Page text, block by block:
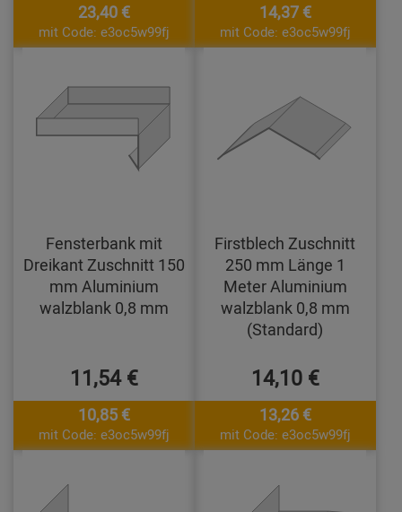
23,40 €
mit Code: e3oc5w99fj
14,37 €
mit Code: e3oc5w99fj
Fensterbank mit
Dreikant Zuschnitt 150
mm Aluminium
walzblank 0,8 mm
11,54 €
10,85 €
mit Code: e3oc5w99fj
Firstblech Zuschnitt
250 mm Länge 1
Meter Aluminium
walzblank 0,8 mm
(Standard)
14,10 €
13,26 €
mit Code: e3oc5w99fj